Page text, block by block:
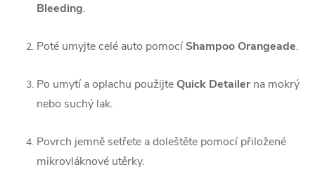
Bleeding.
Poté umyjte celé auto pomocí Shampoo Orangeade.
Po umytí a oplachu použijte Quick Detailer na mokrý
nebo suchý lak.
Povrch jemně setřete a doleštěte pomocí přiložené
mikrovláknové utěrky.